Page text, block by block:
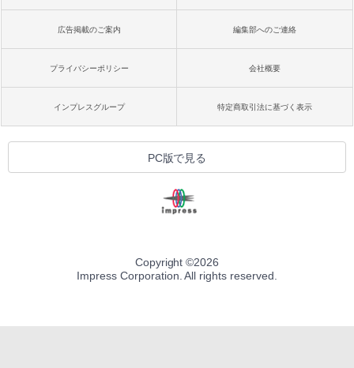
広告掲載のご案内 編集部へのご連絡
プライバシーポリシー 会社概要
インプレスグループ 特定商取引法に基づく表示
PC版で見る
Copyright ©2026
Impress Corporation. All rights reserved.